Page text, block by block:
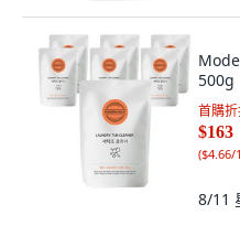
500g
首購
$163
($4.66/
8/11